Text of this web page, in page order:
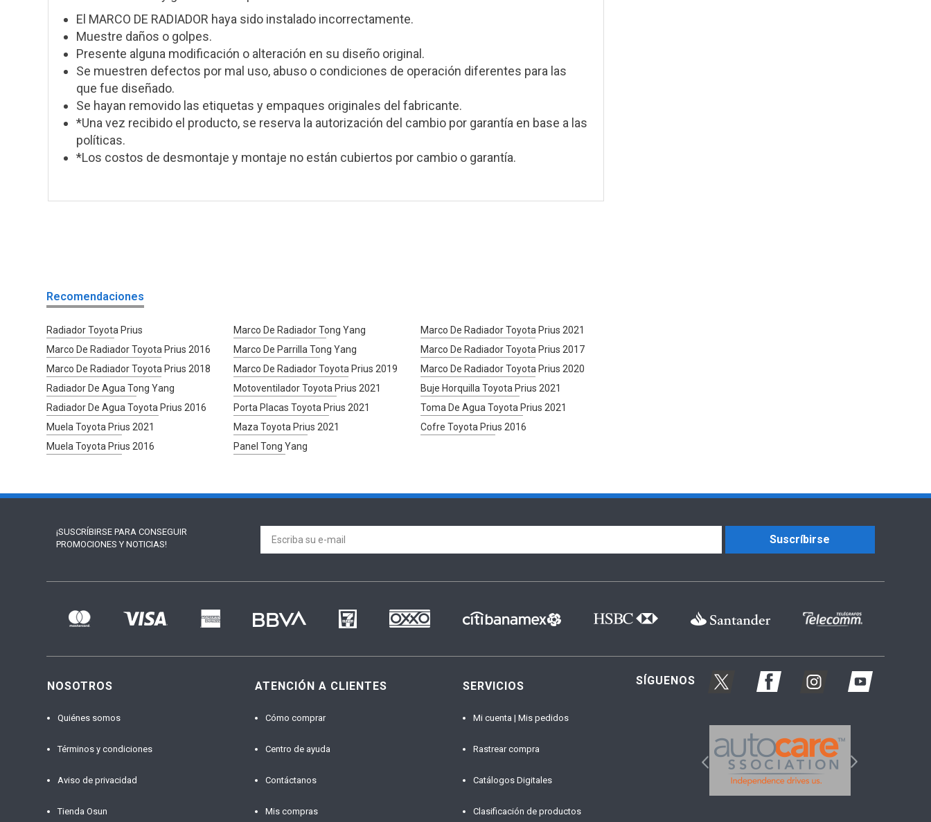
El MARCO DE RADIADOR haya sido instalado incorrectamente.
Muestre daños o golpes.
Presente alguna modificación o alteración en su diseño original.
Se muestren defectos por mal uso, abuso o condiciones de operación diferentes para las
que fue diseñado.
Se hayan removido las etiquetas y empaques originales del fabricante.
*Una vez recibido el producto, se reserva la autorización del cambio por garantía en base a las
políticas.
*Los costos de desmontaje y montaje no están cubiertos por cambio o garantía.
Recomendaciones
Radiador Toyota Prius Marco De Radiador Tong Yang
Marco De Radiador Toyota Prius 2021
Marco De Radiador Toyota Prius 2016
Marco De Parrilla Tong Yang
Marco De Radiador Toyota Prius 2017
Marco De Radiador Toyota Prius 2018
Marco De Radiador Toyota Prius 2019
Marco De Radiador Toyota Prius 2020
Radiador De Agua Tong Yang
Motoventilador Toyota Prius 2021
Buje Horquilla Toyota Prius 2021
Radiador De Agua Toyota Prius 2016
Porta Placas Toyota Prius 2021
Toma De Agua Toyota Prius 2021
Muela Toyota Prius 2021
Maza Toyota Prius 2021
Cofre Toyota Prius 2016
Muela Toyota Prius 2016
Panel Tong Yang
¡SUSCRÍBIRSE PARA CONSEGUIR
PROMOCIONES Y NOTICIAS!
Suscríbirse
NOSOTROS
Quiénes somos
Términos y condiciones
Aviso de privacidad
Tienda Osun
ATENCIÓN A CLIENTES
Cómo comprar
Centro de ayuda
Contáctanos
Mis compras
SERVICIOS
Mi cuenta | Mis pedidos
Rastrear compra
Catálogos Digitales
Clasificación de productos
SÍGUENOS